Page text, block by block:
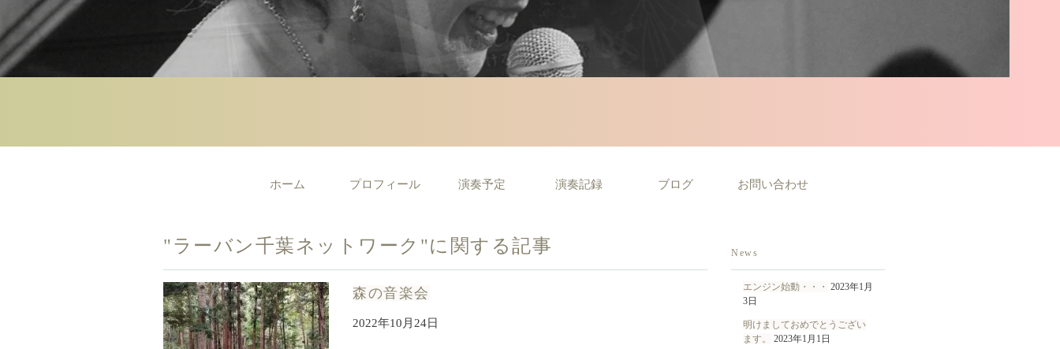
ホーム プロフィール 演奏予定 演奏記録 ブログ お問い合わせ
"ラーバン千葉ネットワーク"に関する記事
森の音楽会
2022年10月24日
News
エンジン始動・・・ 2023年1月
3日
明けましておめでとうござい
ます。
2023年1月1日